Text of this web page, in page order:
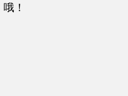
哦！